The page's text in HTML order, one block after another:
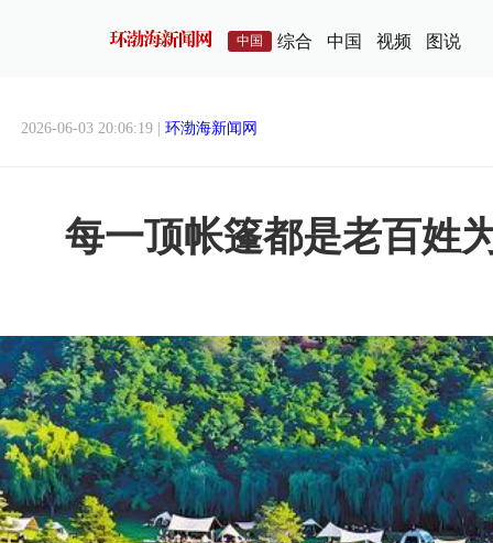
中国 综合 中国 视频 图说
2026-06-03 20:06:19 | 环渤海新闻网
每一顶帐篷都是老百姓